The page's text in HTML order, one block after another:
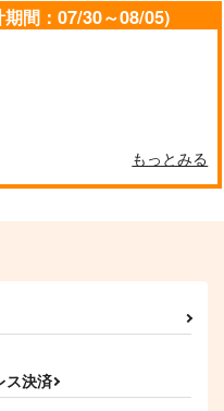
間：07/30～08/05)
もっとみる
ス決済